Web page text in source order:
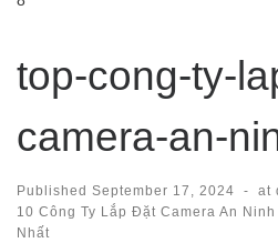
top-cong-ty-
camera-an-
Published September 17, 2024 - at
10 Công Ty Lắp Đặt Camera An
Nhất